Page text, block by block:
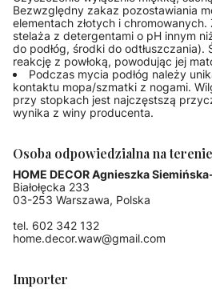
Bezwzględny zakaz pozostawiania
elementach złotych i
stelaża z detergentami o pH innym
do podłóg, środki do
reakcję z powłoką, powodując jej
Podczas mycia podłóg należy
kontaktu mopa/szmatki z nogami.
przy stopkach jest najczęstszą
wynika z winy producenta.
Osoba odpowiedzialna na
HOME DECOR Agnieszka
Białołęcka 233
03-253 Warszawa, Polska
tel. 602 342 132
home.decor.waw@gmail.com
Importer